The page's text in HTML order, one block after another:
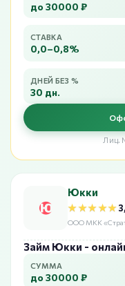
до 30000 ₽
СТАВКА
0,0–0,8%
ДНЕЙ БЕЗ %
30 дн.
Лиц.
Юкки
★★★★★
★★★★★
ООО МКК
Займ Юкки -
СУММА
до 30000 ₽